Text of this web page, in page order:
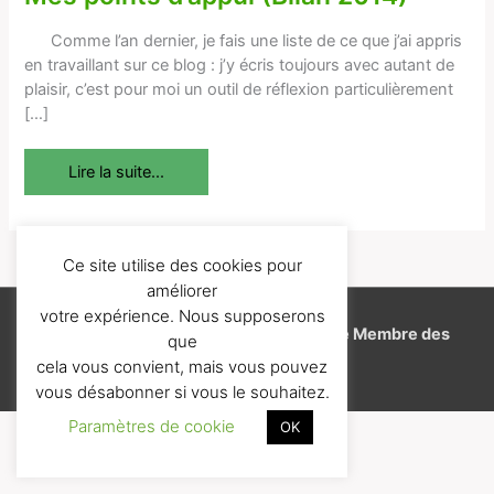
Comme l’an dernier, je fais une liste de ce que j’ai appris
en travaillant sur ce blog : j’y écris toujours avec autant de
plaisir, c’est pour moi un outil de réflexion particulièrement
[…]
points
d’appui
(Bilan
2014)
Lire la suite...
Copyright © 2026J'aime l'EFT
Espace Membre des
Formations
Ce site utilise des cookies pour
améliorer
votre expérience. Nous supposerons
que
cela vous convient, mais vous pouvez
vous désabonner si vous le souhaitez.
Paramètres de cookie
OK